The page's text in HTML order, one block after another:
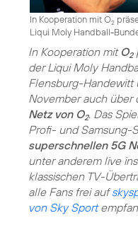
In Kooperation mit O2
Liqui Moly Handball-
In Kooperation mit O2
der Liqui Moly
Flensburg-Handewitt
November auch über
Netz von O2. Das
Profi- und Samsung-
superschnellen 5G
unter anderem live
klassischen TV-
alle Fans frei auf
von Sky Sport